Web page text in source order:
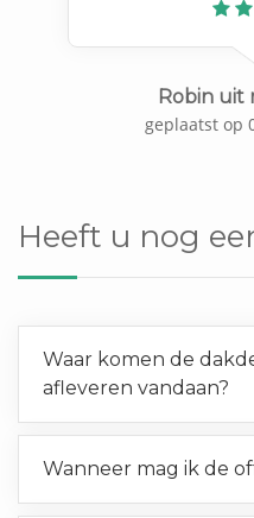
Robin uit
geplaatst op
Heeft u nog
Waar komen de
afleveren vandaan?
Wanneer mag ik de